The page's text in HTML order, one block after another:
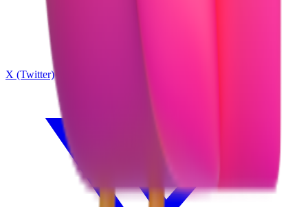
X (Twitter)